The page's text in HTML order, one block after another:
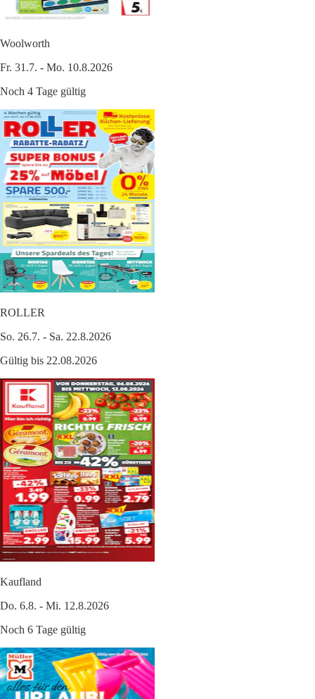
Woolworth
Fr. 31.7. - Mo. 10.8.2026
Noch 4 Tage gültig
ROLLER
So. 26.7. - Sa. 22.8.2026
Gültig bis 22.08.2026
Kaufland
Do. 6.8. - Mi. 12.8.2026
Noch 6 Tage gültig